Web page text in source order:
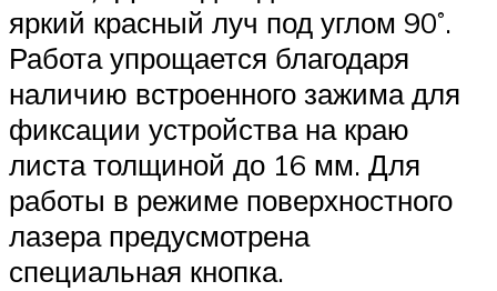
яркий красный луч под углом 90˚.
Работа упрощается благодаря
наличию встроенного зажима для
фиксации устройства на краю
листа толщиной до 16 мм. Для
работы в режиме поверхностного
лазера предусмотрена
специальная кнопка.